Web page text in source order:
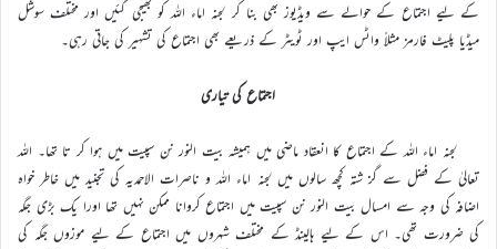
کے لیے اجتماع کے حوالے سے ویڈیوز بھی بنا کر لجنہ اماء اللہ کو بھیجی گئیں اور مختلف سوشل
میڈیا پلیٹ فارمز مثلاً واٹس ایپ اور ٹویٹر کے ذریعے بھی اجتماع کی تشہیر کی جاتی رہی۔
اجتماع کی تیاری
لجنہ اماء اللہ کے اجتماع کا انعقاد ماضی میں ہمیشہ بیت النور نن سپیت میں ہوا کر تا تھا۔ اللہ
تعالیٰ کے فضل سے گز شتہ کچھ سالوں میں لجنہ اماء اللہ و ناصرات الاحمدیہ کی تجنید میں خاطر خواہ
اضافہ کی وجہ سے امسال بیت النور نن سپیت میں اجتماع کروانا ممکن نہیں تھا اورا یک بڑی جگہ
کی ضرورت تھی۔ اس کے لیے ہالینڈ کے مختلف شہروں میں اجتماع کے لیے موزوں جگہ کی